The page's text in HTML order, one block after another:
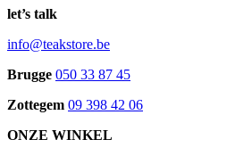
let’s talk
info@teakstore.be
Brugge 050 33 87 45
Zottegem 09 398 42 06
ONZE WINKEL